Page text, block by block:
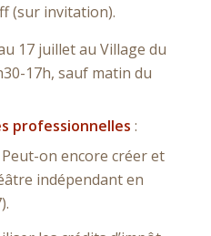
(sur invitation).
17 juillet au Village du
17h, sauf matin du
professionnelles :
Peut-on encore créer et
indépendant en